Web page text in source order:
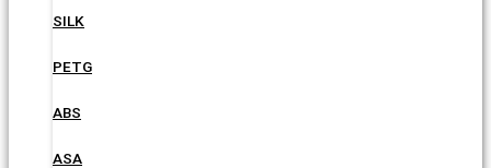
SILK
PETG
ABS
ASA